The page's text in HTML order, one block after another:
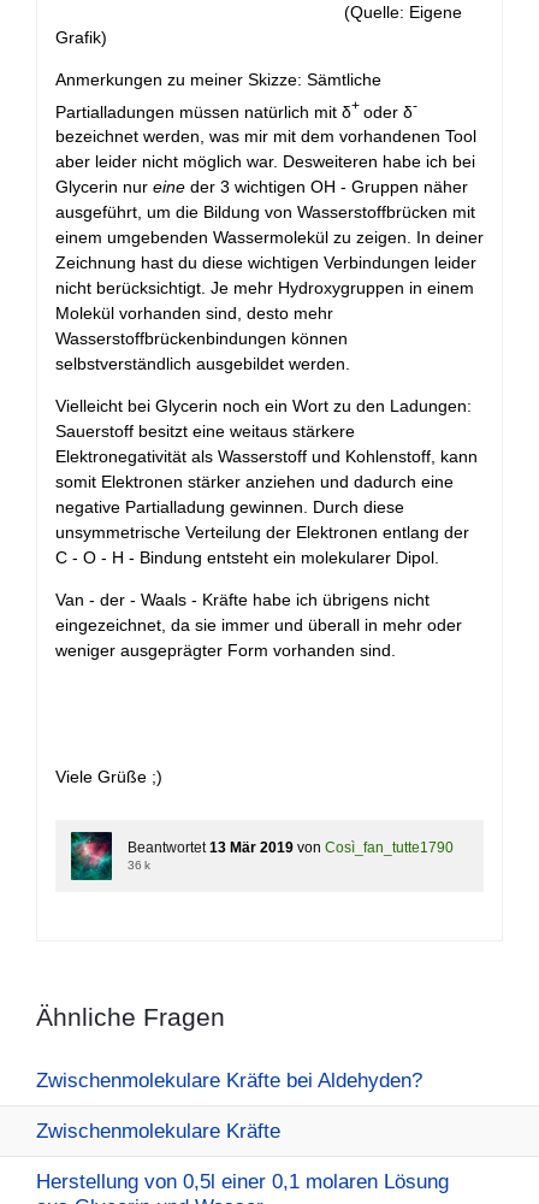
(Quelle: Eigene
Grafik)
Anmerkungen zu meiner Skizze: Sämtliche
Partialladungen müssen natürlich mit δ+ oder δ-
bezeichnet werden, was mir mit dem vorhandenen Tool
aber leider nicht möglich war. Desweiteren habe ich bei
Glycerin nur eine der 3 wichtigen OH - Gruppen näher
ausgeführt, um die Bildung von Wasserstoffbrücken mit
einem umgebenden Wassermolekül zu zeigen. In deiner
Zeichnung hast du diese wichtigen Verbindungen leider
nicht berücksichtigt. Je mehr Hydroxygruppen in einem
Molekül vorhanden sind, desto mehr
Wasserstoffbrückenbindungen können
selbstverständlich ausgebildet werden.
Vielleicht bei Glycerin noch ein Wort zu den Ladungen:
Sauerstoff besitzt eine weitaus stärkere
Elektronegativität als Wasserstoff und Kohlenstoff, kann
somit Elektronen stärker anziehen und dadurch eine
negative Partialladung gewinnen. Durch diese
unsymmetrische Verteilung der Elektronen entlang der
C - O - H - Bindung entsteht ein molekularer Dipol.
Van - der - Waals - Kräfte habe ich übrigens nicht
eingezeichnet, da sie immer und überall in mehr oder
weniger ausgeprägter Form vorhanden sind.
Viele Grüße ;)
Beantwortet 13 Mär 2019 von Così_fan_tutte1790
36 k
Ähnliche Fragen
Zwischenmolekulare Kräfte bei Aldehyden?
Zwischenmolekulare Kräfte
Herstellung von 0,5l einer 0,1 molaren Lösung